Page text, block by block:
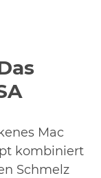
Mac
kombiniert
Schmelz